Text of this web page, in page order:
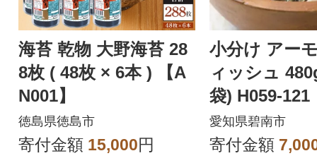
海苔 乾物 大野海苔 28
8枚 ( 48枚 × 6本 ) 【A
N001】
徳島県徳島市
寄付金額 15,000円
小分け アー
ィッシュ 480g(16g×30
袋) H059-121
愛知県碧南市
寄付金額